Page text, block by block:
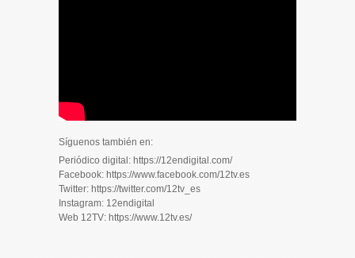
Síguenos también en:
Periódico digital: https://12endigital.com/
Facebook: https://www.facebook.com/12tv.es
Twitter: https://twitter.com/12tv_es
Instagram: 12endigital
Web 12TV: https://www.12tv.es/